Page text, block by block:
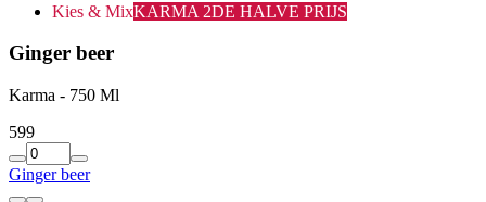
Kies & MixKARMA 2DE HALVE PRIJS
Ginger beer
Karma - 750 Ml
599
Ginger beer